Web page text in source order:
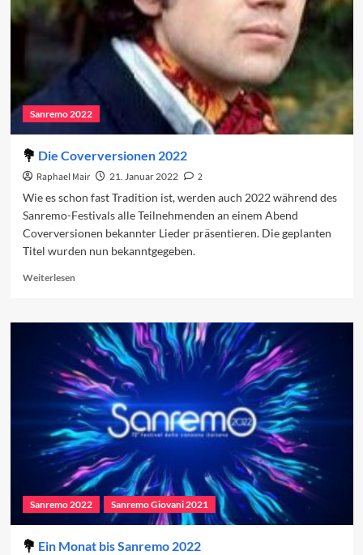
Chancen
Sanremo 2022
Die Coverversionen 2022
Raphael Mair 21. Januar 2022
2
Wie es schon fast Tradition ist, werden auch 2022 während des
Sanremo-Festivals alle Teilnehmenden an einem Abend
Coverversionen bekannter Lieder präsentieren. Die geplanten
Titel wurden nun bekanntgegeben.
WeiterlesenRead
Die
Coverversionen
2022
Sanremo 2022 Sanremo Giovani 2021
Ein Monat bis Sanremo 2022